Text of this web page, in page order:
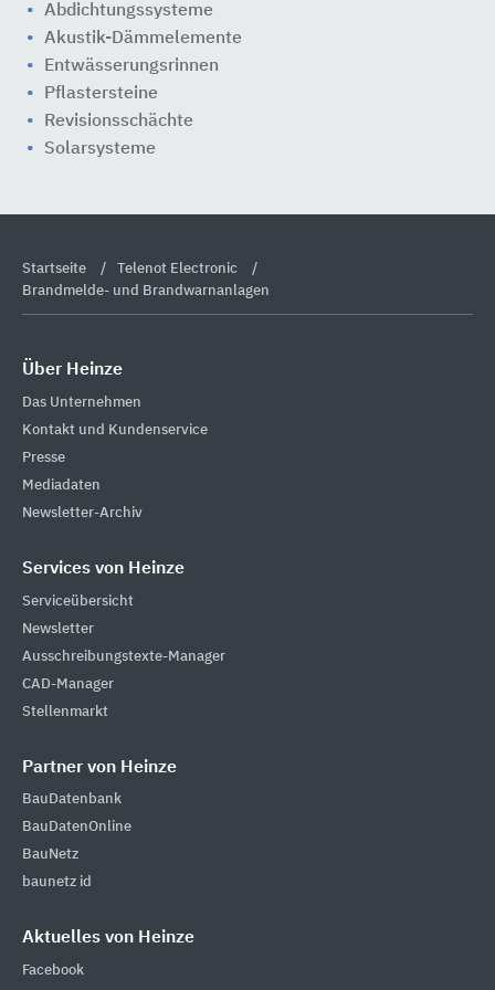
Abdichtungssysteme
Akustik-Dämmelemente
Entwässerungsrinnen
Pflastersteine
Revisionsschächte
Solarsysteme
Startseite
Telenot Electronic
Brandmelde- und Brandwarnanlagen
Über Heinze
Das Unternehmen
Kontakt und Kundenservice
Presse
Mediadaten
Newsletter-Archiv
Services von Heinze
Serviceübersicht
Newsletter
Ausschreibungstexte-Manager
CAD-Manager
Stellenmarkt
Partner von Heinze
BauDatenbank
BauDatenOnline
BauNetz
baunetz id
Aktuelles von Heinze
Facebook